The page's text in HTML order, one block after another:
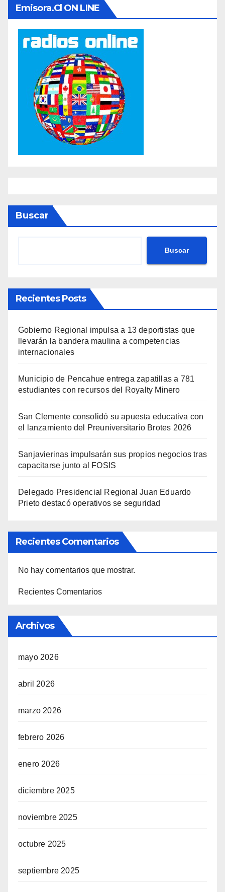
Emisora.cl ON LINE
Buscar
Buscar
Recientes Posts
Gobierno Regional impulsa a 13 deportistas que
llevarán la bandera maulina a competencias
internacionales
Municipio de Pencahue entrega zapatillas a 781
estudiantes con recursos del Royalty Minero
San Clemente consolidó su apuesta educativa con
el lanzamiento del Preuniversitario Brotes 2026
Sanjavierinas impulsarán sus propios negocios tras
capacitarse junto al FOSIS
Delegado Presidencial Regional Juan Eduardo
Prieto destacó operativos se seguridad
Recientes Comentarios
No hay comentarios que mostrar.
Recientes Comentarios
Archivos
mayo 2026
abril 2026
marzo 2026
febrero 2026
enero 2026
diciembre 2025
noviembre 2025
octubre 2025
septiembre 2025